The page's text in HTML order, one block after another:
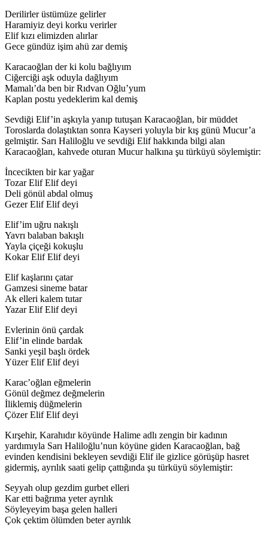
Derilirler üstümüze gelirler
Haramiyiz deyi korku verirler
Elif kızı elimizden alırlar
Gece gündüz işim ahü zar demiş
Karacaoğlan der ki kolu bağlıyım
Ciğerciği aşk oduyla dağlıyım
Mamalı’da ben bir Rıdvan Oğlu’yum
Kaplan postu yedeklerim kal demiş
Sevdiği Elif’in aşkıyla yanıp tutuşan Karacaoğlan, bir müddet
Toroslarda dolaştıktan sonra Kayseri yoluyla bir kış günü Mucur’a
gelmiştir. Sarı Haliloğlu ve sevdiği Elif hakkında bilgi alan
Karacaoğlan, kahvede oturan Mucur halkına şu türküyü söylemiştir:
İncecikten bir kar yağar
Tozar Elif Elif deyi
Deli gönül abdal olmuş
Gezer Elif Elif deyi
Elif’im uğru nakışlı
Yavrı balaban bakışlı
Yayla çiçeği kokuşlu
Kokar Elif Elif deyi
Elif kaşlarını çatar
Gamzesi sineme batar
Ak elleri kalem tutar
Yazar Elif Elif deyi
Evlerinin önü çardak
Elif’in elinde bardak
Sanki yeşil başlı ördek
Yüzer Elif Elif deyi
Karac’oğlan eğmelerin
Gönül değmez değmelerin
İliklemiş düğmelerin
Çözer Elif Elif deyi
Kırşehir, Karahıdır köyünde Halime adlı zengin bir kadının
yardımıyla Sarı Haliloğlu’nun köyüne giden Karacaoğlan, bağ
evinden kendisini bekleyen sevdiği Elif ile gizlice görüşüp hasret
gidermiş, ayrılık saati gelip çattığında şu türküyü söylemiştir:
Seyyah olup gezdim gurbet elleri
Kar etti bağrıma yeter ayrılık
Söyleyeyim başa gelen halleri
Çok çektim ölümden beter ayrılık